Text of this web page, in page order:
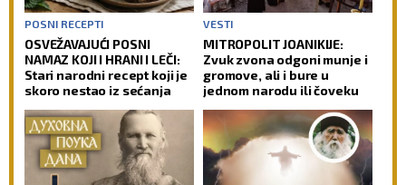
POSNI RECEPTI
OSVEŽAVAJUĆI POSNI
NAMAZ KOJI I HRANI I LEČI:
Stari narodni recept koji je
skoro nestao iz sećanja
VESTI
MITROPOLIT JOANIKIJE:
Zvuk zvona odgoni munje i
gromove, ali i bure u
jednom narodu ili čoveku